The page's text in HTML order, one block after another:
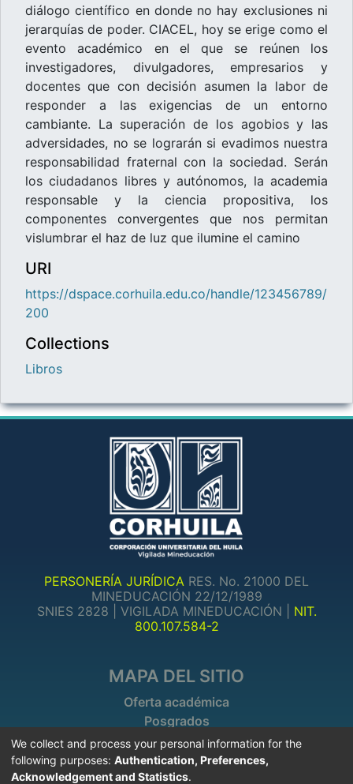
diálogo científico en donde no hay exclusiones ni
jerarquías de poder. CIACEL, hoy se erige como el
evento académico en el que se reúnen los
investigadores, divulgadores, empresarios y
docentes que con decisión asumen la labor de
responder a las exigencias de un entorno
cambiante. La superación de los agobios y las
adversidades, no se lograrán si evadimos nuestra
responsabilidad fraternal con la sociedad. Serán
los ciudadanos libres y autónomos, la academia
responsable y la ciencia propositiva, los
componentes convergentes que nos permitan
vislumbrar el haz de luz que ilumine el camino
URI
https://dspace.corhuila.edu.co/handle/123456789/
200
Collections
Libros
PERSONERÍA JURÍDICA RES. No. 21000 DEL
MINEDUCACIÓN 22/12/1989
SNIES 2828 | VIGILADA MINEDUCACIÓN | NIT.
800.107.584-2
MAPA DEL SITIO
Oferta académica
Posgrados
Investigaciones
We collect and process your personal information for the
following purposes: Authentication, Preferences,
Acknowledgement and Statistics.